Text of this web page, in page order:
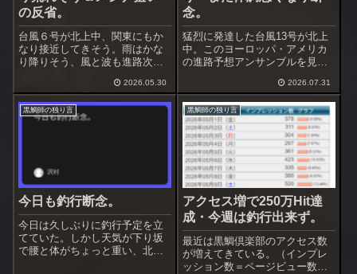
の反省。
台風６号が北上中、関東にもか
なり接近してきそう。雨はかな
り降りそう、風と波も進路次第
梅雨入りするのか？、被害が出
ない程度に荒れて欲しいです
ね。台風通過後は黒鯛が良くな
2026.05.30
念。
猛烈に発達した台風13号が北上
中。このヨーロッパ・アメリカ
の進路予想アンサンブルを見る
ナ海へ向かうのが多い。まだ進
路のバラツキが大きいですが、
地震があった熊本に近付くのだ
けは避けて欲しいですね。下で
進路予想アンサ...
2026.07.31
黒鯛師の独り言
今日も釣行断念。
今日は久しぶりに釣行予定を立
てていた。しかし天気が下り坂
で腰と体がちょっと重い、北風
黒鯛師の独り言
アクセス増で250万Hit達
成・今週は釣行出来ず。
最近は黒鯛倶楽部のアクセス数
が増えてきている。（インプレ
ッション数＝ページビュー数）